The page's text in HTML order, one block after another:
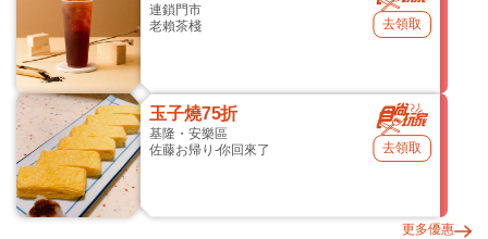
連鎖門市
老賴茶棧
去領取
玉子燒75折
基隆・安樂區
佐藤お帰り-你回來了
去領取
更多優惠